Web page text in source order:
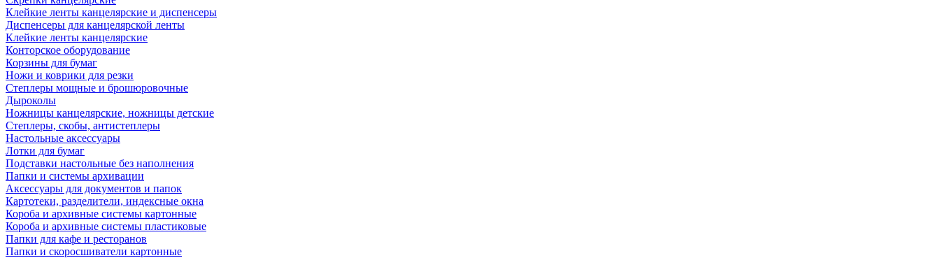
Клейкие ленты канцелярские и диспенсеры
Диспенсеры для канцелярской ленты
Клейкие ленты канцелярские
Конторское оборудование
Корзины для бумаг
Ножи и коврики для резки
Степлеры мощные и брошюровочные
Дыроколы
Ножницы канцелярские, ножницы детские
Степлеры, скобы, антистеплеры
Настольные аксессуары
Лотки для бумаг
Подставки настольные без наполнения
Папки и системы архивации
Аксессуары для документов и папок
Картотеки, разделители, индексные окна
Короба и архивные системы картонные
Короба и архивные системы пластиковые
Папки для кафе и ресторанов
Папки и скоросшиватели картонные